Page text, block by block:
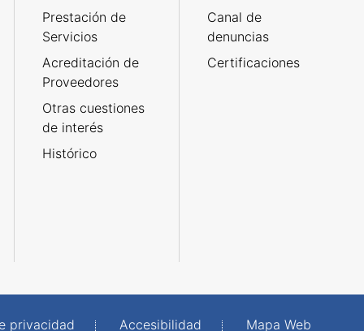
Prestación de
Servicios
Acreditación de
Proveedores
Otras cuestiones
de interés
Histórico
Canal de
denuncias
Certificaciones
privacidad Accesibilidad Mapa Web